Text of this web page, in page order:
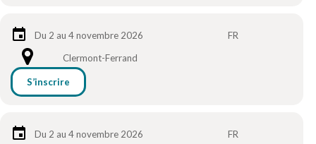
Du 2 au 4 novembre 2026
FR
Clermont-Ferrand
S’inscrire
Du 2 au 4 novembre 2026
FR